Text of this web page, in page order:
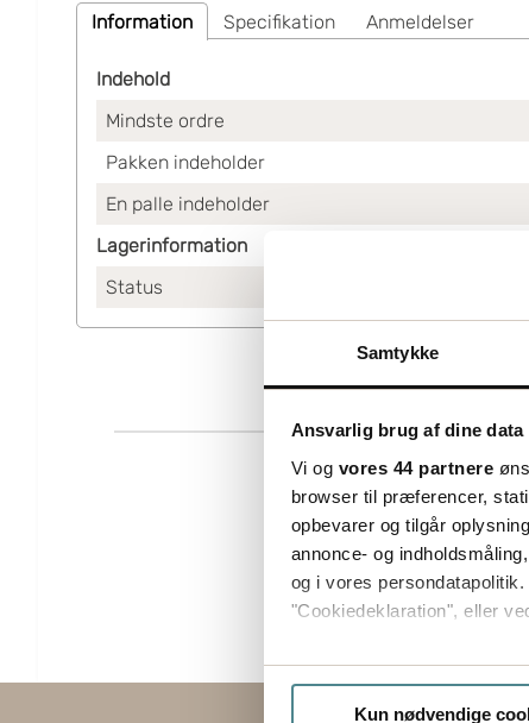
Samtykke
Ansvarlig brug af dine data
Vi og vores 44 partnere
browser til præferencer,
opbevarer og tilgår
annonce- og
og i vores
"Cookiedeklaration", eller
Hvis du tillader det, vil vi
Kun nødvendige
Information Specifikation Anmeldelser
Indehold
Mindste ordre
Pakken indeholder
En palle indeholder
Lagerinformation
Status